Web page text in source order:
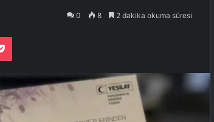
0 8 2 dakika okuma süresi
Pocket